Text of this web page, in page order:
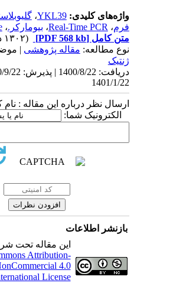
کلیدی: YKL39،گلیوبلاستوما مولتی
Real-Time PCR،بیومارکر.،Iau Science.
(۱۳۰۲ دریافت)
مقاله پژوهشی | موضوع مقاله:
دریافت: 1400/8/22 | پذیرش: 1400/9/22 | انتشار:
نظر درباره این مقاله : نام کاربری یا پست
شما:
اطلاعات
این مقاله تحت شرایطCreative
Commons Attribution-
NonCommercial 4.0
International Licenseقابل